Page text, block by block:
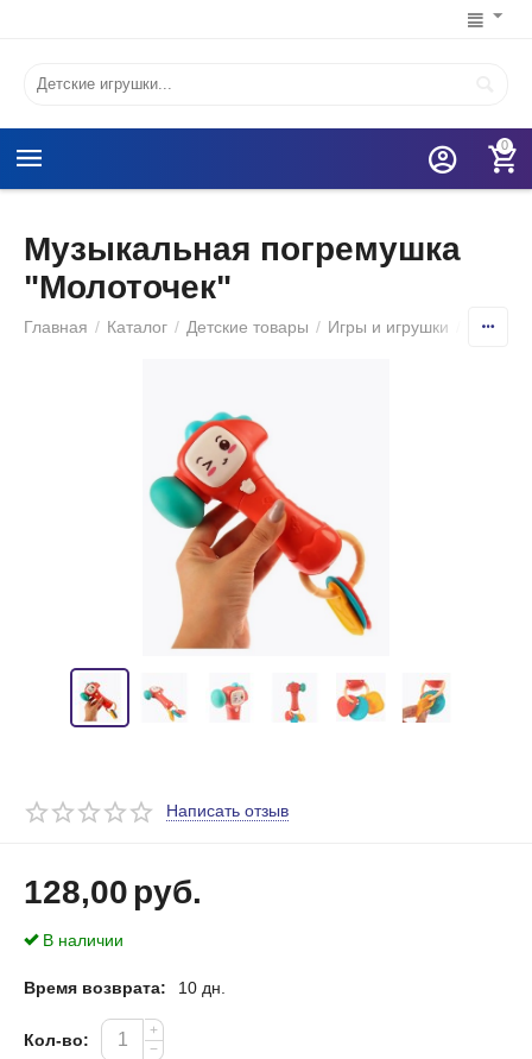
0
Музыкальная погремушка
"Молоточек"
Главная / Каталог / Детские товары / Игры и игрушки
Написать отзыв
128,00руб.
В наличии
Время возврата: 10 дн.
Кол-во:
+
−